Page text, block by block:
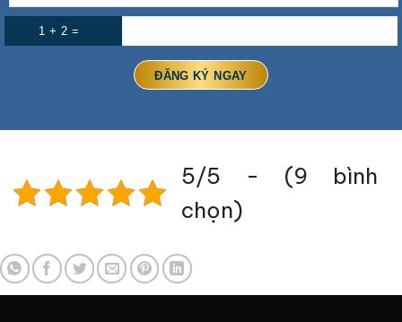
1 + 2 =
5/5 - (9 bình
chọn)